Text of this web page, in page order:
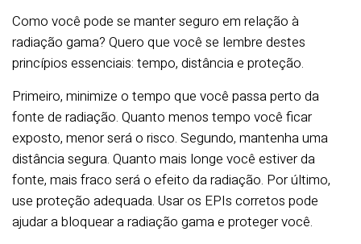
Como você pode se manter seguro em relação à
radiação gama? Quero que você se lembre destes
princípios essenciais: tempo, distância e proteção.
Primeiro, minimize o tempo que você passa perto da
fonte de radiação. Quanto menos tempo você ficar
exposto, menor será o risco. Segundo, mantenha uma
distância segura. Quanto mais longe você estiver da
fonte, mais fraco será o efeito da radiação. Por último,
use proteção adequada. Usar os EPIs corretos pode
ajudar a bloquear a radiação gama e proteger você.